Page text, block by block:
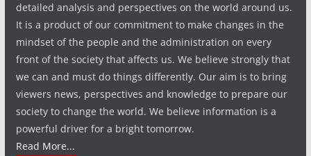
detailed analysis and perspectives on the world around us.
It is a product of our commitment to make changes in the
mindset of the people and the administration on every
front of the society that affects us. We believe strongly that
we can and must do things differently. Our aim is to bring
viewers news, perspectives and knowledge to prepare our
society to change the world. We believe information is a
powerful driver for a bright tomorrow.
Read More...